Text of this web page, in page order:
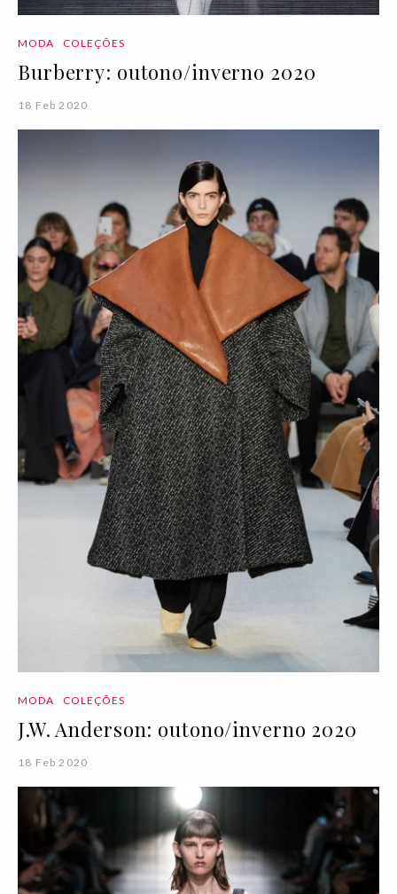
MODA COLEÇÕES
Burberry: outono/inverno 2020
18 Feb 2020
MODA COLEÇÕES
J.W. Anderson: outono/inverno 2020
18 Feb 2020